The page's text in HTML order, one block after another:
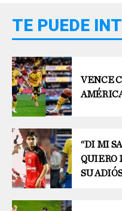
TE PUEDE
VENCE
“DI MI
QUIERO
SU